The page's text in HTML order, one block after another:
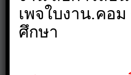
เพจใบงาน.คอ
ศึกษา